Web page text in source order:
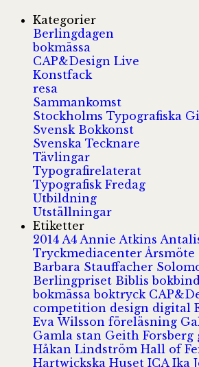
Kategorier
Berlingdagen
bokmässa
CAP&Design Live
Konstfack
resa
Sammankomst
Stockholms Typografiska
Svensk Bokkonst
Svenska Tecknare
Tävlingar
Typografirelaterat
Typografisk Fredag
Utbildning
Utställningar
Etiketter
2014 A4 Annie Atkins
Tryckmediacenter Årsmöte
Barbara Stauffacher
Berlingpriset Biblis
bokmässaboktryck
competition design digital
Eva Wilsson föreläsning
Gamla stan Geith Forsberg
Håkan Lindström Hall of
Hartwickska Huset ICA Ika